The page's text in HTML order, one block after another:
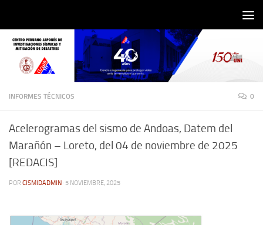
INFORMES TÉCNICOS 0
Acelerogramas del sismo de Andoas, Datem del
Marañón – Loreto, del 04 de noviembre de 2025
[REDACIS]
POR CISMIDADMIN · 5 NOVIEMBRE, 2025